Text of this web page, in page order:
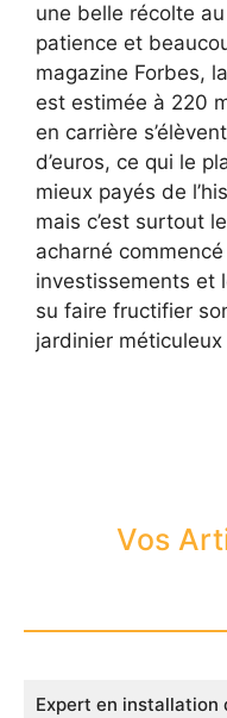
une belle récolte
patience et
magazine Forbes,
est estimée à 220
en carrière
d’euros, ce qui le
mieux payés de
mais c’est surtout
acharné
investissements et
su faire fructifier
jardinier
Vos
Expert en installation